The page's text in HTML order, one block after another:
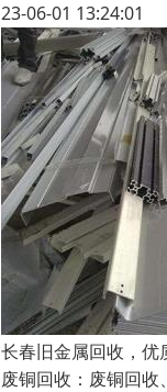
23-06-01 13:24:01
长春旧金属回收，优
废铜回收：废铜回